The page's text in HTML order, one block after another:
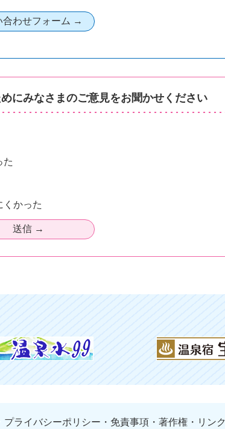
にみなさまのご意見をお聞かせください
た
くかった
プライバシーポリシー・免責事項・著作権・リンク